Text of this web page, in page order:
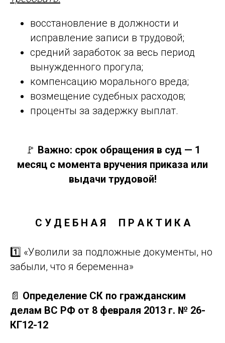
восстановление в должности и
исправление записи в трудовой;
средний заработок за весь период
вынужденного прогула;
компенсацию морального вреда;
возмещение судебных расходов;
проценты за задержку выплат.
🚩 Важно: срок обращения в суд — 1
месяц с момента вручения приказа или
выдачи трудовой!
С У Д Е Б Н А Я П Р А К Т И К А
1️⃣ «Уволили за подложные документы, но
забыли, что я беременна»
📄 Определение СК по гражданским
делам ВС РФ от 8 февраля 2013 г. № 26-
КГ12-12